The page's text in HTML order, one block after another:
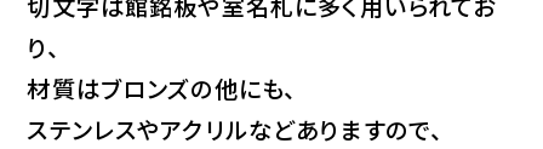
り、
材質はブロンズの他にも、
ステンレスやアクリルなどありますので、